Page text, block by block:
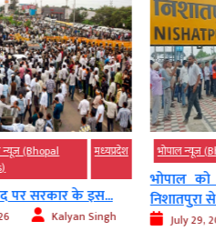
भोपाल न्यूज़ (Bhopal News) मध्‍यप्रदेश
भोपाल को मिला चौथा रेलवे स्टेशन,
निशातपुरा से...
July 29, 2026 AGNIBAN